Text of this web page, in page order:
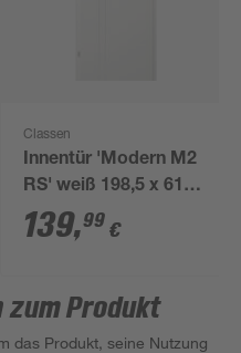
Classen
Innentür 'Modern M2
RS' weiß 198,5 x 61
cm, Linksanschlag
139,99 €
zum Produkt
das Produkt, seine Nutzung